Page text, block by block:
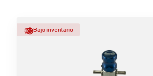
Bajo inventario